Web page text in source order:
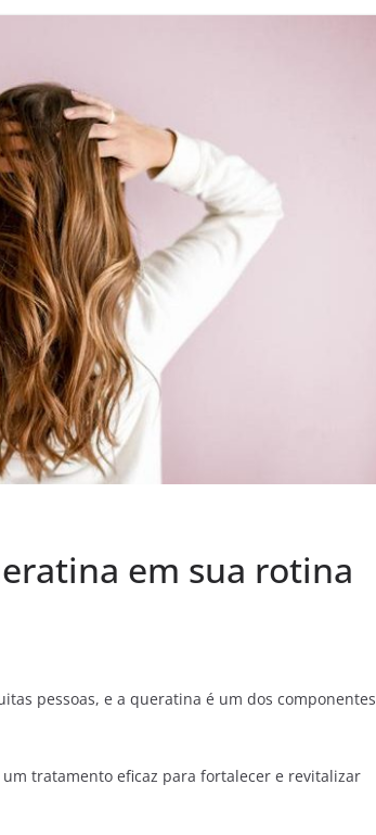
em sua rotina
pessoas, e a queratina é um dos componentes
tratamento eficaz para fortalecer e revitalizar